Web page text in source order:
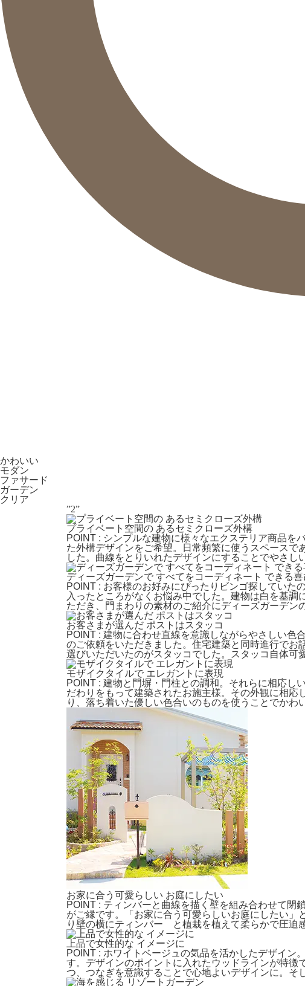
かわいい
モダン
ファサード
ガーデン
クリア
”2”
プライベート空間の あるセミクローズ外構
POINT : シンプルな建物に様々なエクステリア商品を
た外構デザインをご希望。日常頻繁に使うスペース
した。曲線をとりいれたデザインにすることでやさ
ディーズガーデンで すべてをコーディネート できる喜
POINT : お客様のお好みにぴったりビンゴ探していた
入ったところがなくお悩み中でした。建物は白を基
ただき、門まわりの素材のご紹介にディーズガーデ
お客さまが選んだ ポストはスタッコ
POINT : 建物に合わせ直線を意識しながらやさしい色
のご依頼をいただきました。住宅建築と同時進行で
選びいただいたのがスタッコでした。スタッコ自体
モザイクタイルで エレガントに表現
POINT : 建物と門塀・門柱との調和。それらに相応し
だわりをもって建築されたお施主様。その外観に相
り、落ち着いた優しい色合いのものを使うことでかわ
お家に合う可愛らしい お庭にしたい
POINT : ティンバーと曲線を描く壁を組み合わせて閉
がご縁です。「お家に合う可愛らしいお庭にしたい
り壁の横にティンバー と植栽を植えて柔らかで圧迫
上品で女性的な イメージに
POINT : ホワイトベージュの気品を活かしたデザイ
す。デザインのポイントに入れたウッドラインが特
つ、つなぎを意識することで心地よいデザインに。